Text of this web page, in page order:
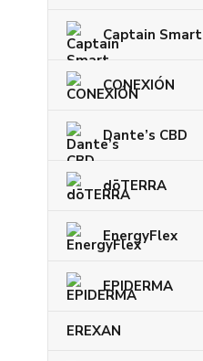
Captain Smart
CONEXIÓN
Dante’s CBD
dōTERRA
EnergyFlex
EPIDERMA
EREXAN